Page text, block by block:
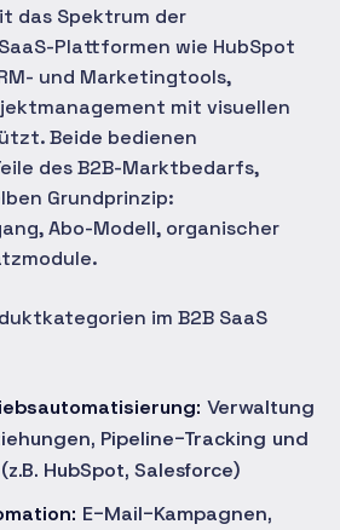
das Spektrum der
Plattformen wie HubSpot
und Marketingtools,
mit visuellen
Beide bedienen
des B2B-Marktbedarfs,
Grundprinzip:
Abo-Modell, organischer
im B2B SaaS
Verwaltung
Pipeline-Tracking und
HubSpot, Salesforce)
E-Mail-Kampagnen,